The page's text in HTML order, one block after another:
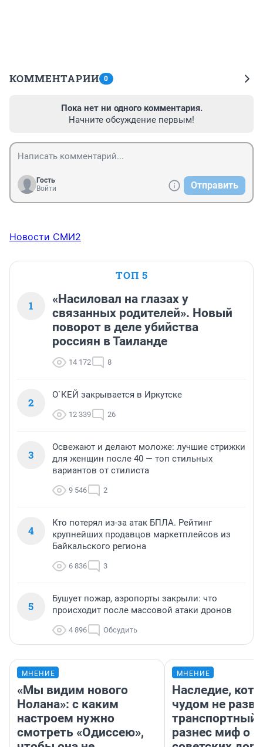
КОММЕНТАРИИ 0
Пока нет ни одного комментария.
Начните обсуждение первым!
Гость
Войти
Отправить
Новости СМИ2
ТОП 5
1
«Насиловал на глазах у
связанных родителей». Новый
поворот в деле убийства
россиян в Таиланде
14 172 8
2
О`КЕЙ закрывается в Иркутске
12 339 26
3
Освежают и делают моложе: лучшие стрижки
для женщин после 40 — топ стильных
вариантов от стилиста
9 546 2
4
Кто потерял из-за атак БПЛА. Рейтинг
крупнейших продавцов маркетплейсов из
Байкальского региона
6 836 3
5
Бушует пожар, аэропорты закрыли: что
происходит после массовой атаки дронов
4 896 Обсудить
МНЕНИЕ
«Мы видим нового
Нолана»: с каким
настроем нужно
смотреть «Одиссею»,
МНЕНИЕ
Наследие,
чудом не
транспортный
разнес миф о